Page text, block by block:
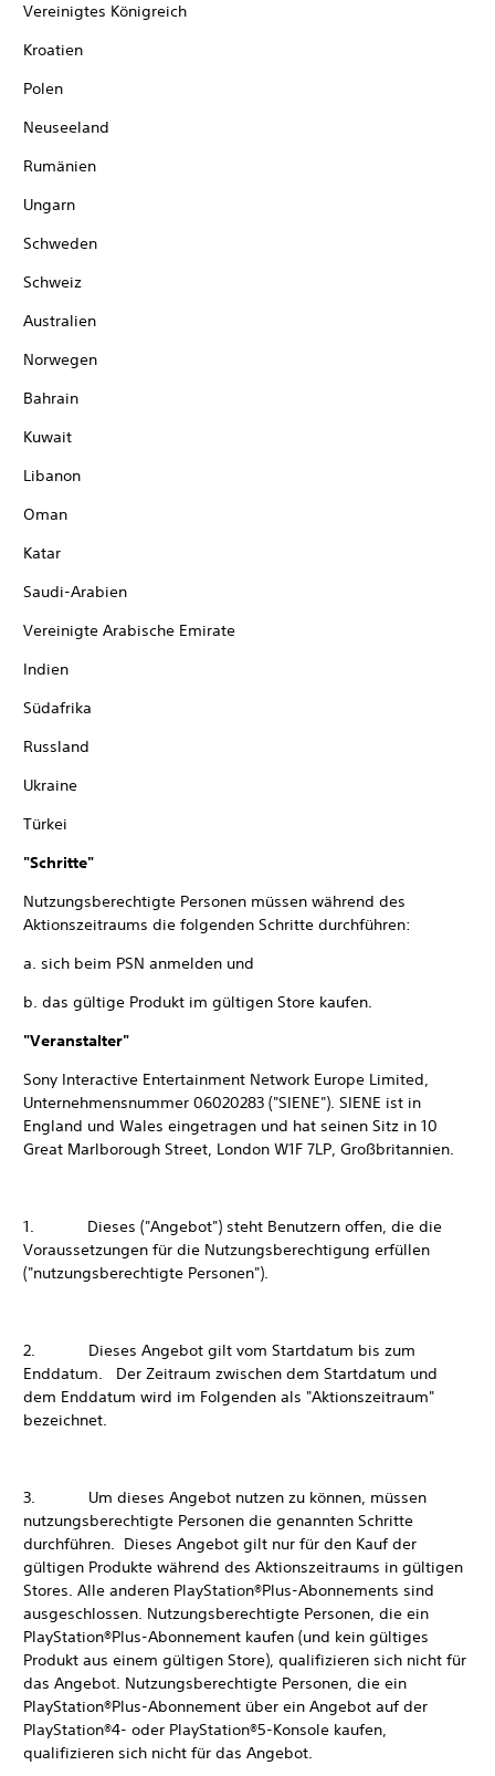
Vereinigtes Königreich
Kroatien
Polen
Neuseeland
Rumänien
Ungarn
Schweden
Schweiz
Australien
Norwegen
Bahrain
Kuwait
Libanon
Oman
Katar
Saudi-Arabien
Vereinigte Arabische Emirate
Indien
Südafrika
Russland
Ukraine
Türkei
"Schritte"
Nutzungsberechtigte Personen müssen während des
Aktionszeitraums die folgenden Schritte durchführen:
a. sich beim PSN anmelden und
b. das gültige Produkt im gültigen Store kaufen.
"Veranstalter"
Sony Interactive Entertainment Network Europe Limited,
Unternehmensnummer 06020283 ("SIENE"). SIENE ist in
England und Wales eingetragen und hat seinen Sitz in 10
Great Marlborough Street, London W1F 7LP, Großbritannien.
1. Dieses ("Angebot") steht Benutzern offen, die die
Voraussetzungen für die Nutzungsberechtigung erfüllen
("nutzungsberechtigte Personen").
2. Dieses Angebot gilt vom Startdatum bis zum
Enddatum. Der Zeitraum zwischen dem Startdatum und
dem Enddatum wird im Folgenden als "Aktionszeitraum"
bezeichnet.
3. Um dieses Angebot nutzen zu können, müssen
nutzungsberechtigte Personen die genannten Schritte
durchführen. Dieses Angebot gilt nur für den Kauf der
gültigen Produkte während des Aktionszeitraums in gültigen
Stores. Alle anderen PlayStation®Plus-Abonnements sind
ausgeschlossen. Nutzungsberechtigte Personen, die ein
PlayStation®Plus-Abonnement kaufen (und kein gültiges
Produkt aus einem gültigen Store), qualifizieren sich nicht für
das Angebot. Nutzungsberechtigte Personen, die ein
PlayStation®Plus-Abonnement über ein Angebot auf der
PlayStation®4- oder PlayStation®5-Konsole kaufen,
qualifizieren sich nicht für das Angebot.